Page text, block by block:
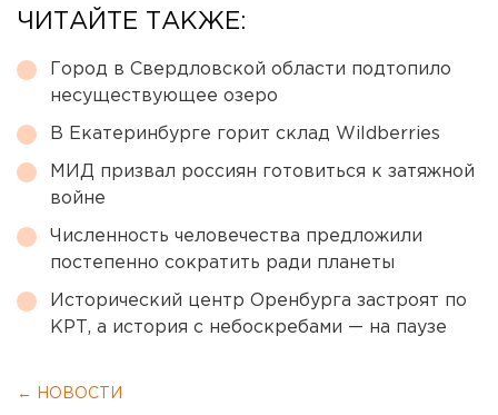
ЧИТАЙТЕ ТАКЖЕ:
Город в Свердловской области подтопило
несуществующее озеро
В Екатеринбурге горит склад Wildberries
МИД призвал россиян готовиться к затяжной
войне
Численность человечества предложили
постепенно сократить ради планеты
Исторический центр Оренбурга застроят по
КРТ, а история с небоскребами — на паузе
← НОВОСТИ